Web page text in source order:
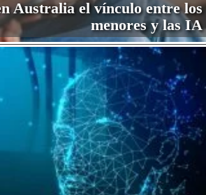
Australia el vínculo entre los
menores y las IA